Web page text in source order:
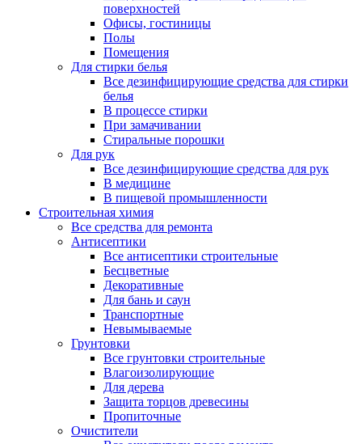
поверхностей
Офисы, гостиницы
Полы
Помещения
Для стирки белья
Все дезинфицирующие средства для стирки
белья
В процессе стирки
При замачивании
Стиральные порошки
Для рук
Все дезинфицирующие средства для рук
В медицине
В пищевой промышленности
Строительная химия
Все средства для ремонта
Антисептики
Все антисептики строительные
Бесцветные
Декоративные
Для бань и саун
Транспортные
Невымываемые
Грунтовки
Все грунтовки строительные
Влагоизолирующие
Для дерева
Защита торцов древесины
Пропиточные
Очистители